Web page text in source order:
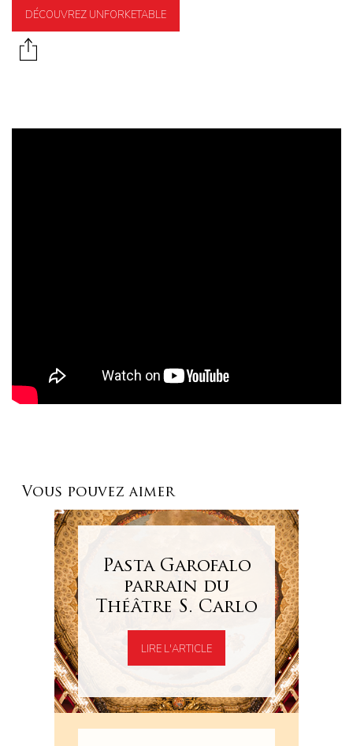
DÉCOUVREZ UNFORKETABLE
Vous pouvez aimer
Pasta Garofalo
parrain du
Théâtre S. Carlo
LIRE L'ARTICLE